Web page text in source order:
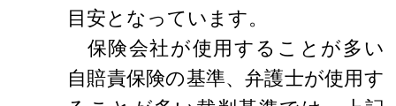
目安となっています。
保険会社が使用することが多い
自賠責保険の基準、弁護士が使用す